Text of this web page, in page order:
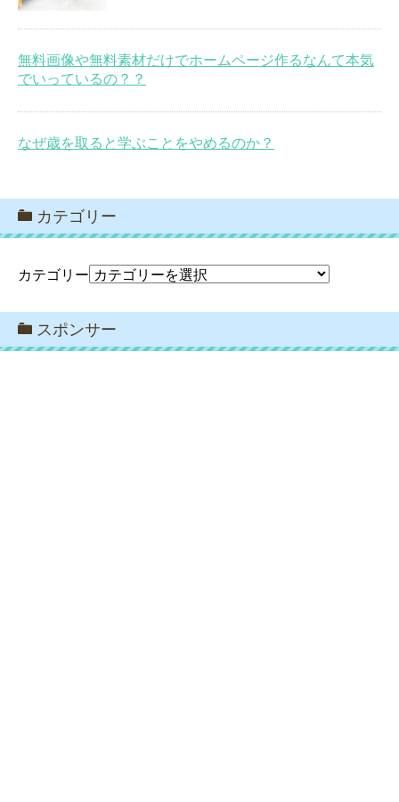
無料画像や無料素材だけでホームページ作るなんて本気
でいっているの？？
なぜ歳を取ると学ぶことをやめるのか？
カテゴリー
カテゴリー
スポンサー